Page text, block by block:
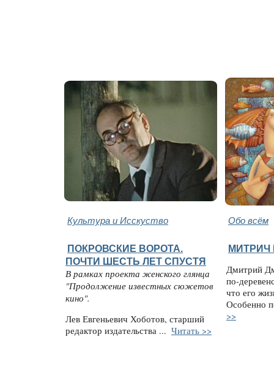
Культура и Исскуство Обо всём
ПОКРОВСКИЕ ВОРОТА.
ПОЧТИ ШЕСТЬ ЛЕТ СПУСТЯ
В рамках проекта женского глянца
"Продолжение известных сюжетов
кино".
Лев Евгеньевич Хоботов, старший
редактор издательства ... Читать >>
МИТРИЧ
Дмитрий
по-
что его
Особенно
>>